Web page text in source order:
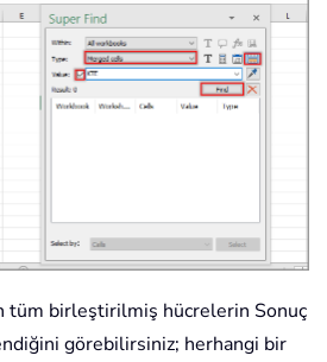
tüm birleştirilmiş hücrelerin Sonuç
görebilirsiniz; herhangi bir